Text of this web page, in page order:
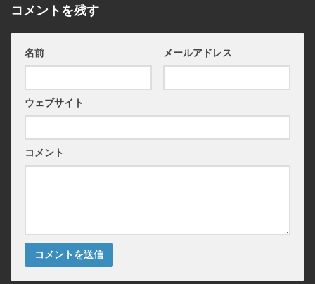
コメントを残す
名前 メールアドレス
ウェブサイト
コメント